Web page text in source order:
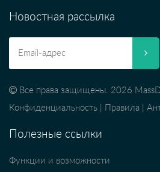
Новостная рассылка
Все права защищены. 2026
Конфиденциальность
Правила
Полезные ссылки
Функции и возможности